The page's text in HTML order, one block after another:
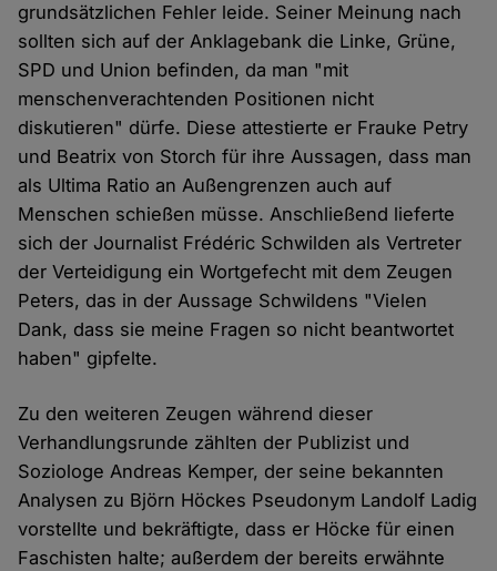
grundsätzlichen Fehler leide. Seiner Meinung nach
sollten sich auf der Anklagebank die Linke, Grüne,
SPD und Union befinden, da man "mit
menschenverachtenden Positionen nicht
diskutieren" dürfe. Diese attestierte er Frauke Petry
und Beatrix von Storch für ihre Aussagen, dass man
als Ultima Ratio an Außengrenzen auch auf
Menschen schießen müsse. Anschließend lieferte
sich der Journalist Frédéric Schwilden als Vertreter
der Verteidigung ein Wortgefecht mit dem Zeugen
Peters, das in der Aussage Schwildens "Vielen
Dank, dass sie meine Fragen so nicht beantwortet
haben" gipfelte.
Zu den weiteren Zeugen während dieser
Verhandlungsrunde zählten der Publizist und
Soziologe Andreas Kemper, der seine bekannten
Analysen zu Björn Höckes Pseudonym Landolf Ladig
vorstellte und bekräftigte, dass er Höcke für einen
Faschisten halte; außerdem der bereits erwähnte